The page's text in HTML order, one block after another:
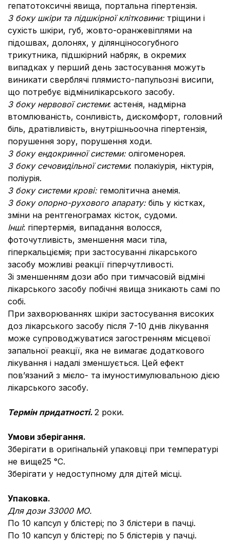
гепатотоксичні явища, портальна гіпертензія.
З боку шкіри та підшкірної клітковини: тріщини і
сухість шкіри, губ, жовто-оранжевіплями на
підошвах, долонях, у ділянціносогубного
трикутника, пiдшкiрний набряк, в окремих
випадках у перший день застосування можуть
виникати сверблячі плямисто-папульозні висипи,
що потребує відмінилікарського засобу.
З боку нервової системи: астенія, надмірна
втомлюваність, сонливiсть, дискомфорт, головний
біль, дратівливість, внутрішньоочна гіпертензія,
порушення зору, порушення ходи.
З боку ендокринної системи: олігоменорея.
З боку сечовидільної системи: полакіурія, ніктурія,
поліурія.
З боку системи крові: гемолітична анемія.
З боку опорно-рухового апарату: біль у кістках,
зміни на рентгенограмах кісток, судоми.
Інші: гіпертермія, випадання волосся,
фоточутливість, зменшення маси тiла,
гiперкальцiємiя; при застосуванні лікарського
засобу можливі реакції гіперчутливості.
Зі зменшенням дози або при тимчасовій відміні
лікарського засобу побічні явища зникають самі по
собі.
При захворюваннях шкіри застосування високих
доз лікарського засобу після 7-10 днів лікування
може супроводжуватися загостренням місцевої
запальної реакції, яка не вимагає додаткового
лікування і надалі зменшується. Цей ефект
пов’язаний з мієло- та імуностимулювальною дією
лікарського засобу.
Термін придатності. 2 роки.
Умови зберігання.
Зберігати в оригінальній упаковці при температурі
не вище25 °C.
Зберігати у недоступному для дітей місці.
Упаковка.
Для дози 33000 МО.
По 10 капсул у блістері; по 3 блістери в пачці.
По 10 капсул у блістері; по 5 блістерів у пачці.